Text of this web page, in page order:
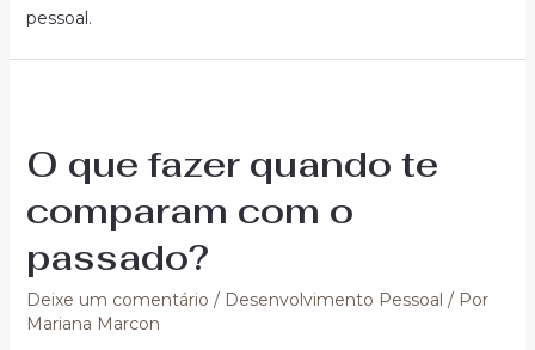
pessoal.
O que fazer quando te
comparam com o
passado?
Deixe um comentário / Desenvolvimento Pessoal / Por
Mariana Marcon